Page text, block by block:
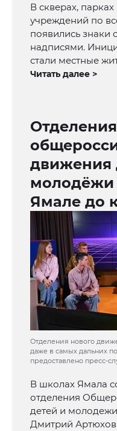
В скверах,
учреждений по
появились знаки
надписями.
стали местные
Читать далее >
Отделения
движения
молодёжи
Ямале до
Отделения нового
даже в самых дальних
предоставлено пресс-
В школах Ямала
отделения
детей и
Дмитрий